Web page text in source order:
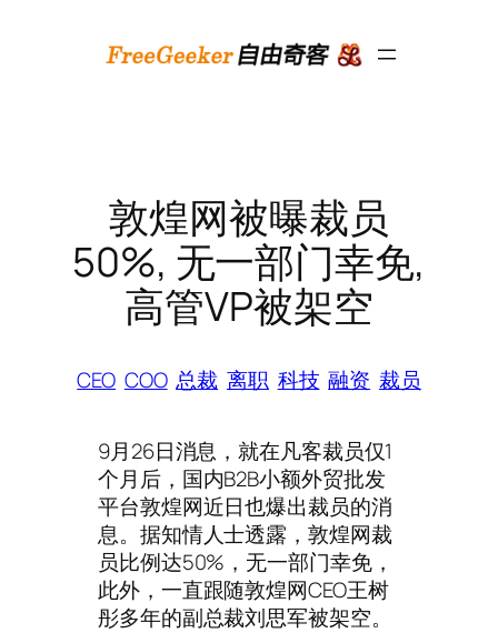
敦煌网被曝裁员
50%, 无一部门幸免,
高管VP被架空
CEO COO 总裁 离职 科技 融资 裁员
9月26日消息，就在凡客裁员仅1
个月后，国内B2B小额外贸批发
平台敦煌网近日也爆出裁员的消
息。据知情人士透露，敦煌网裁
员比例达50%，无一部门幸免，
此外，一直跟随敦煌网CEO王树
彤多年的副总裁刘思军被架空。